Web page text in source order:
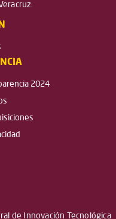
2024
de Innovación Tecnológica